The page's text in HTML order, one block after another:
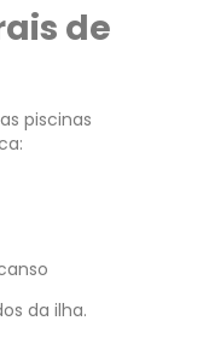
de
piscinas
da ilha.